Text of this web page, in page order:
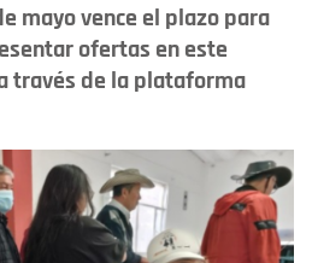
mayo vence el plazo para
ofertas en este
través de la plataforma